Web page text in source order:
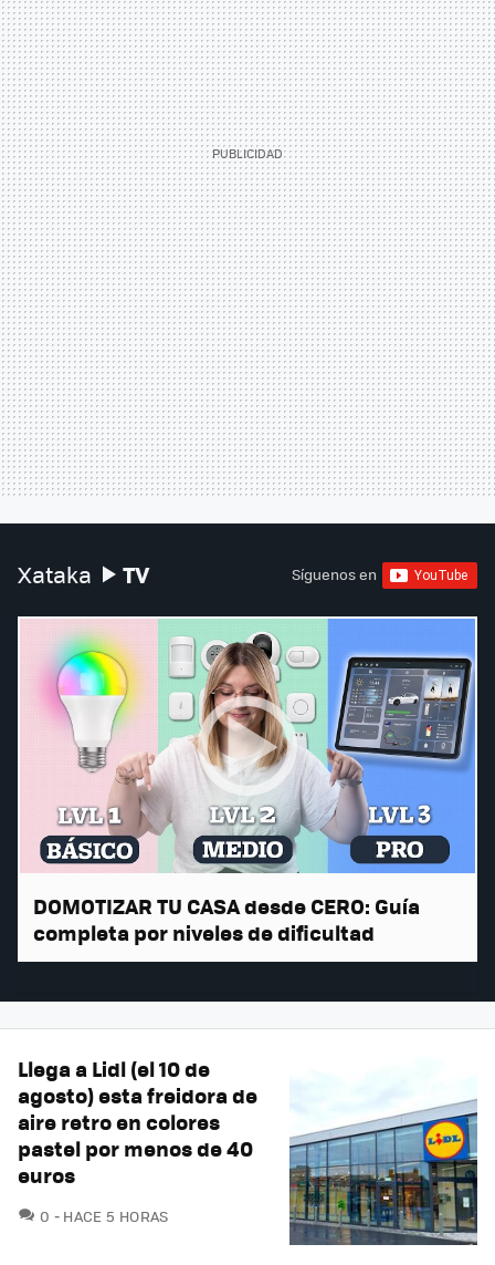
Xataka TV Síguenos en
DOMOTIZAR TU CASA desde CERO: Guía
completa por niveles de dificultad
Llega a Lidl (el 10 de
agosto) esta freidora de
aire retro en colores
pastel por menos de 40
euros
0 COMENTARIOS
HACE 5 HORAS